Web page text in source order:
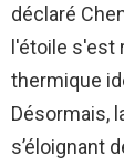
déclaré
l'étoile s'est
thermique
Désormais,
s’éloignant